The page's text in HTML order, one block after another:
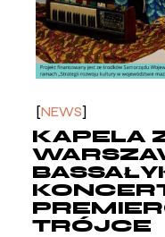
NEWS
KAPELA
TRÓJCE